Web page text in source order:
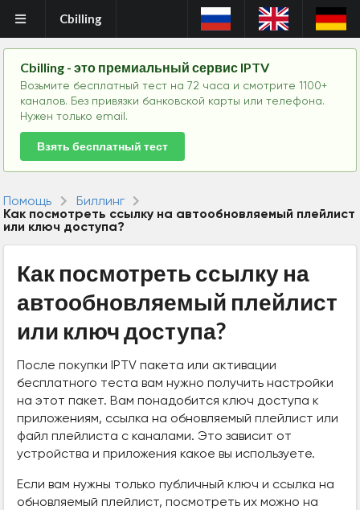
Cbilling
Cbilling - это премиальный сервис IPTV
Возьмите бесплатный тест на 72 часа и смотрите 1100+
каналов. Без привязки банковской карты или телефона.
Нужен только email.
Взять бесплатный тест
Помощь
Биллинг
Как посмотреть ссылку на автообновляемый плейлист
или ключ доступа?
Как посмотреть ссылку на
автообновляемый плейлист
или ключ доступа?
После покупки IPTV пакета или активации
бесплатного теста вам нужно получить настройки
на этот пакет. Вам понадобится ключ доступа к
приложениям, ссылка на обновляемый плейлист или
файл плейлиста с каналами. Это зависит от
устройства и приложения какое вы используете.
Если вам нужны только публичный ключ и ссылка на
обновляемый плейлист, посмотреть их можно на